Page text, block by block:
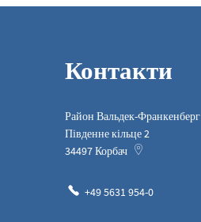
Контакти
Район Вальдек-Франкенберг
Південне кільце 2
34497Корбач
+49 5631 954-0